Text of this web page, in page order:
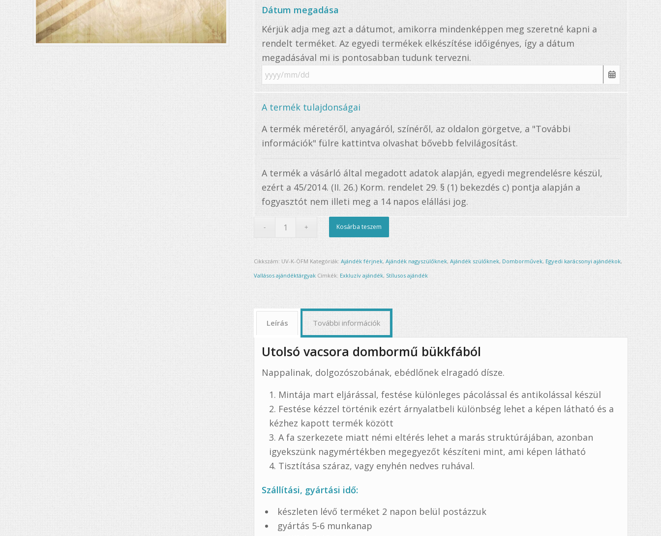
Dátum megadása
Kérjük adja meg azt a dátumot, amikorra mindenképpen meg szeretné kapni a
rendelt terméket. Az egyedi termékek elkészítése időigényes, így a dátum
megadásával mi is pontosabban tudunk tervezni.
A termék tulajdonságai
A termék méretéről, anyagáról, színéről, az oldalon görgetve, a "További
információk" fülre kattintva olvashat bővebb felvilágosítást.
A termék a vásárló által megadott adatok alapján, egyedi megrendelésre készül,
ezért a 45/2014. (II. 26.) Korm. rendelet 29. § (1) bekezdés c) pontja alapján a
fogyasztót nem illeti meg a 14 napos elállási jog.
Kosárba teszem
Cikkszám: UV-K-ÖFM Kategóriák:Ajándék férjnek,Ajándék nagyszülőknek,Ajándék szülőknek, Domborművek, Egyedi karácsonyi ajándékok,
Vallásos ajándéktárgyak Címkék: Exkluzív ajándék, Stílusos ajándék
Leírás További információk
Utolsó vacsora dombormű bükkfából
Nappalinak, dolgozószobának, ebédlőnek elragadó dísze.
Mintája mart eljárással, festése különleges pácolással és antikolással készül
Festése kézzel történik ezért árnyalatbeli különbség lehet a képen látható és a
kézhez kapott termék között
A fa szerkezete miatt némi eltérés lehet a marás struktúrájában, azonban
igyekszünk nagymértékben megegyezőt készíteni mint, ami képen látható
Tisztítása száraz, vagy enyhén nedves ruhával.
Szállítási, gyártási idő:
készleten lévő terméket 2 napon belül postázzuk
gyártás 5-6 munkanap